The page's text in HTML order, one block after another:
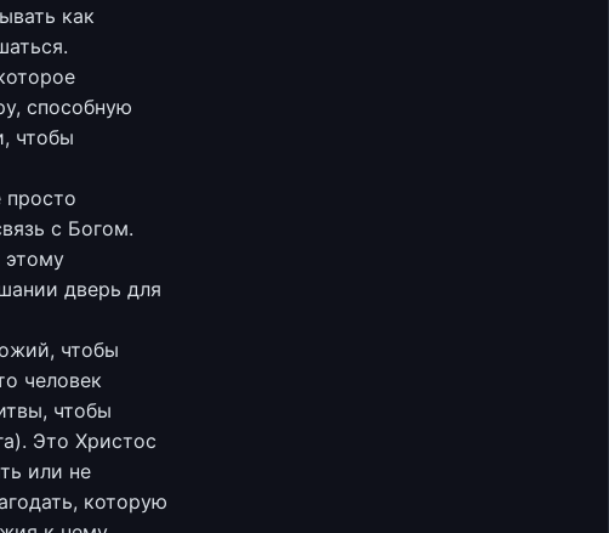
как
способную
чтобы
с Богом.
этому
дверь для
чтобы
человек
чтобы
Это Христос
или не
которую